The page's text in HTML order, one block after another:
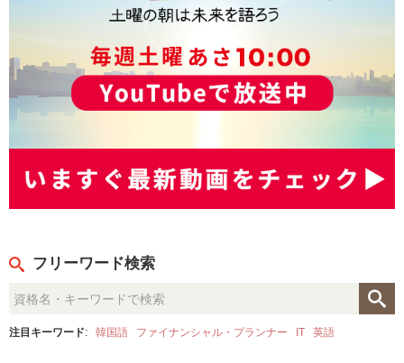
フリーワード検索
注目キーワード: 韓国語 ファイナンシャル・プランナー IT 英語